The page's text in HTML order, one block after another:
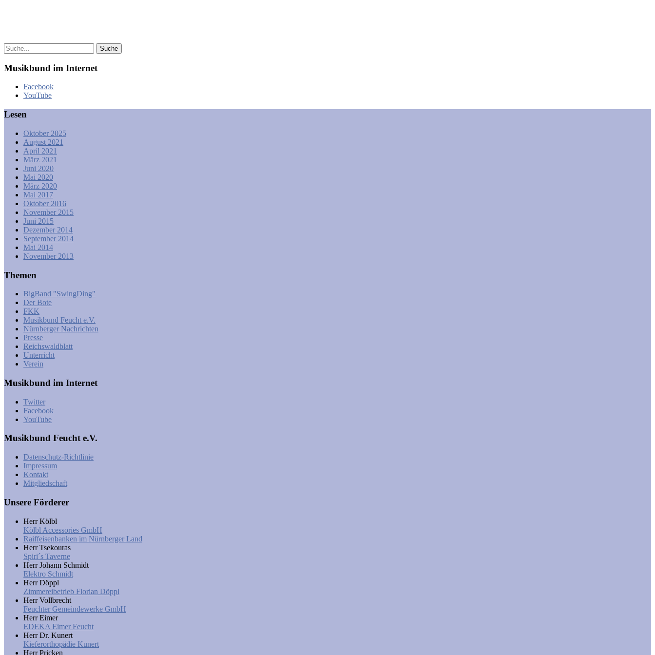
Musikbund im Internet
Facebook
YouTube
Lesen
Oktober 2025
August 2021
April 2021
März 2021
Juni 2020
Mai 2020
März 2020
Mai 2017
Oktober 2016
November 2015
Juni 2015
Dezember 2014
September 2014
Mai 2014
November 2013
Themen
BigBand "SwingDing"
Der Bote
FKK
Musikbund Feucht e.V.
Nürnberger Nachrichten
Presse
Reichswaldblatt
Unterricht
Verein
Musikbund im Internet
Twitter
Facebook
YouTube
Musikbund Feucht e.V.
Datenschutz-Richtlinie
Impressum
Kontakt
Mitgliedschaft
Unsere Förderer
Herr Kölbl
Kölbl Accessories GmbH
Raiffeisenbanken im Nürnberger Land
Herr Tsekouras
Spiri´s Taverne
Herr Johann Schmidt
Elektro Schmidt
Herr Döppl
Zimmereibetrieb Florian Döppl
Herr Vollbrecht
Feuchter Gemeindewerke GmbH
Herr Eimer
EDEKA Eimer Feucht
Herr Dr. Kunert
Kieferorthopädie Kunert
Herr Pricken